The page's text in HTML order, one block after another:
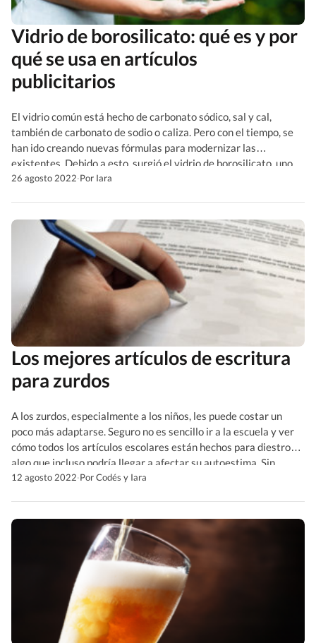
Vidrio de borosilicato: qué es y por
qué se usa en artículos
publicitarios
El vidrio común está hecho de carbonato sódico, sal y cal,
también de carbonato de sodio o caliza. Pero con el tiempo, se
han ido creando nuevas fórmulas para modernizar las
existentes. Debido a esto, surgió el vidrio de borosilicato, uno
de los mejores que existe actualmente y que es usado
26 agosto 2022·Por Iara
Los mejores artículos de escritura
para zurdos
A los zurdos, especialmente a los niños, les puede costar un
poco más adaptarse. Seguro no es sencillo ir a la escuela y ver
cómo todos los artículos escolares están hechos para diestros,
algo que incluso podría llegar a afectar su autoestima. Sin
embargo, actualmente se han comenzado a diseñar artículos de
12 agosto 2022·Por Codés y Iara